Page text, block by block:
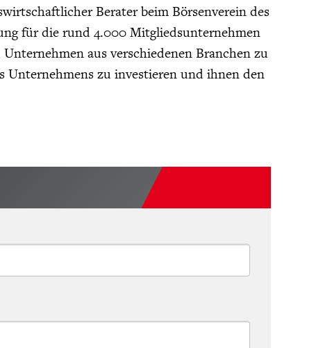
Berater beim Börsenverein des
für die rund 4.000 Mitgliedsunternehmen
aus verschiedenen Branchen zu
zu investieren und ihnen den